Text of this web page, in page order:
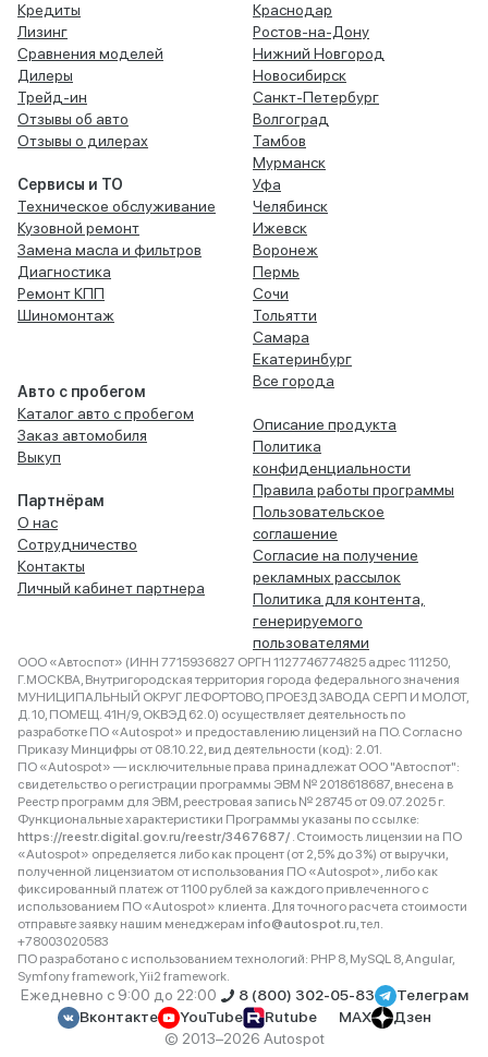
Кредиты
Лизинг
Сравнения моделей
Дилеры
Трейд-ин
Отзывы об авто
Отзывы о дилерах
Сервисы и ТО
Техническое обслуживание
Кузовной ремонт
Замена масла и фильтров
Диагностика
Ремонт КПП
Шиномонтаж
Авто с пробегом
Каталог авто с пробегом
Заказ автомобиля
Выкуп
Партнёрам
О нас
Сотрудничество
Контакты
Личный кабинет партнера
Краснодар
Ростов-на-Дону
Нижний Новгород
Новосибирск
Санкт-Петербург
Волгоград
Тамбов
Мурманск
Уфа
Челябинск
Ижевск
Воронеж
Пермь
Сочи
Тольятти
Самара
Екатеринбург
Все города
Описание продукта
Политика
конфиденциальности
Правила работы программы
Пользовательское
соглашение
Согласие на получение
рекламных рассылок
Политика для контента,
генерируемого
пользователями
ООО «Автоспот» (ИНН 7715936827 ОРГН 1127746774825 адрес 111250,
Г.МОСКВА, Внутригородская территория города федерального значения
МУНИЦИПАЛЬНЫЙ ОКРУГ ЛЕФОРТОВО, ПРОЕЗД ЗАВОДА СЕРП И МОЛОТ,
Д. 10, ПОМЕЩ. 41Н/9, ОКВЭД 62.0) осуществляет деятельность по
разработке ПО «Autospot» и предоставлению лицензий на ПО. Согласно
Приказу Минцифры от 08.10.22, вид деятельности (код): 2.01.
ПО «Autospot» — исключительные права принадлежат ООО "Автоспот":
свидетельство о регистрации программы ЭВМ № 2018618687, внесена в
Реестр программ для ЭВМ, реестровая запись № 28745 от 09.07.2025 г.
Функциональные характеристики Программы указаны по ссылке:
https://reestr.digital.gov.ru/reestr/3467687/ . Стоимость лицензии на ПО
«Autospot» определяется либо как процент (от 2,5% до 3%) от выручки,
полученной лицензиатом от использования ПО «Autospot», либо как
фиксированный платеж от 1100 рублей за каждого привлеченного с
использованием ПО «Autospot» клиента. Для точного расчета стоимости
отправьте заявку нашим менеджерам info@autospot.ru, тел.
+78003020583
ПО разработано с использованием технологий: PHP 8, MySQL 8, Angular,
Symfony framework, Yii2 framework.
Ежедневно с 9:00 до 22:00 8 (800) 302-05-83
Телеграм
Вконтакте
YouTube Rutube MAX
Дзен
© 2013–2026 Autospot